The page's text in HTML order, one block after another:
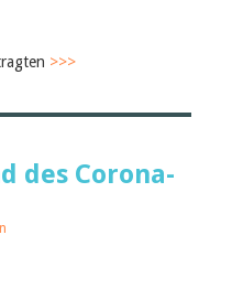
>>>
des Corona-